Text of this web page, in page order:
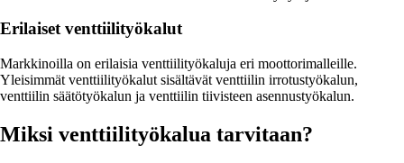
Erilaiset venttiilityökalut
Markkinoilla on erilaisia venttiilityökaluja eri moottorimalleille.
Yleisimmät venttiilityökalut sisältävät venttiilin irrotustyökalun,
venttiilin säätötyökalun ja venttiilin tiivisteen asennustyökalun.
Miksi venttiilityökalua tarvitaan?